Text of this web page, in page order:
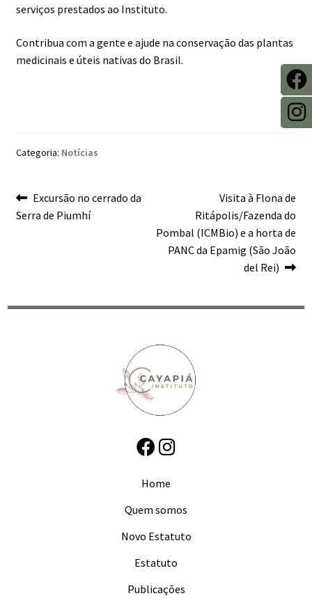
serviços prestados ao Instituto.
Contribua com a gente e ajude na conservação das plantas
medicinais e úteis nativas do Brasil.
Categoria: Notícias
Navegação
de
Excursão no cerrado da
Serra de Piumhí
Visita à Flona de
Ritápolis/Fazenda do
Pombal (ICMBio) e a horta de
PANC da Epamig (São João
del Rei)
Home
Quem somos
Novo Estatuto
Estatuto
Publicações